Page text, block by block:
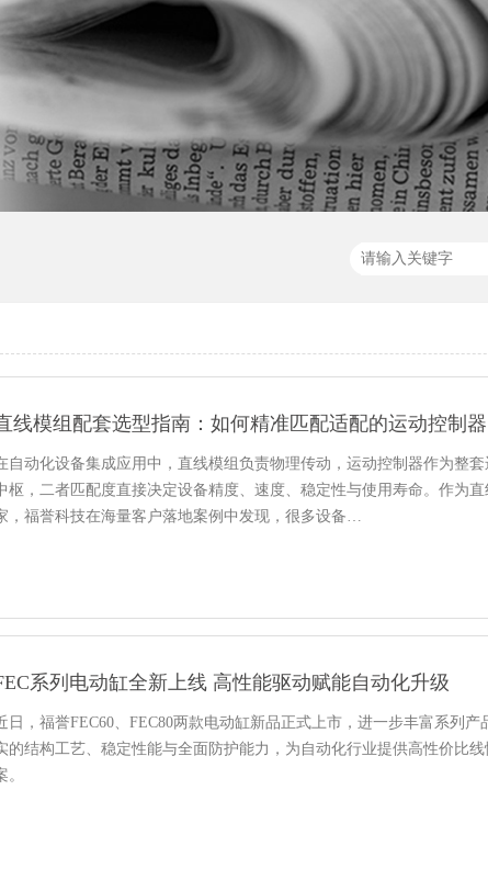
线模组配套选型指南：如何精准匹配适配的运动控制器
自动化设备集成应用中，直线模组负责物理传动，运动控制器作为整
枢，二者匹配度直接决定设备精度、速度、稳定性与使用寿命。作为
，福誉科技在海量客户落地案例中发现，很多设备…
系列电动缸全新上线 高性能驱动赋能自动化升级
日，福誉FEC60、FEC80两款电动缸新品正式上市，进一步丰富系列产
的结构工艺、稳定性能与全面防护能力，为自动化行业提供高性价比
。